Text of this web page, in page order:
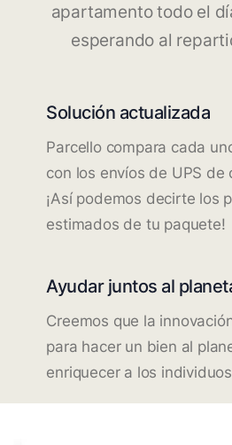
apartamento todo el
esperando al
Solución actualizada
Parcello compara cada
con los envíos de UPS de
¡Así podemos decirte los
estimados de tu paquete!
Ayudar juntos al
Creemos que la
para hacer un bien al
enriquecer a los